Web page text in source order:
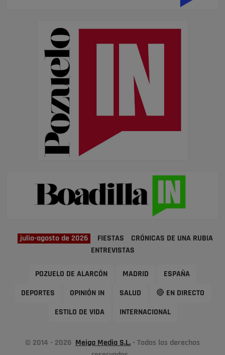
julio-agosto de 2026 FIESTAS
CRÓNICAS DE UNA RUBIA
ENTREVISTAS
POZUELO DE ALARCÓN MADRID ESPAÑA
DEPORTES OPINIÓN IN SALUD 🔴 EN DIRECTO
ESTILO DE VIDA INTERNACIONAL
© 2014 - 2026 Meiga Media S.L. - Todos los derechos